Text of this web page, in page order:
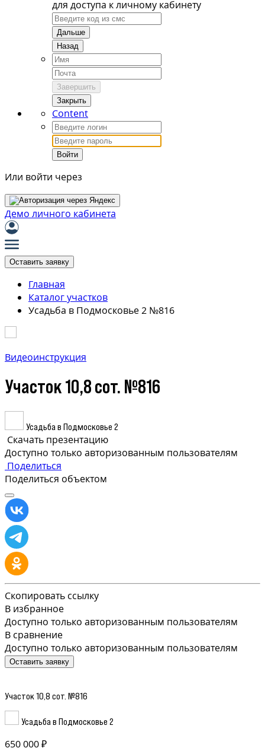
для доступа к личному кабинету
Дальше
Назад
Завершить
Закрыть
Content
Войти
Или войти через
Демо личного кабинета
Оставить заявку
Главная
Каталог участков
Усадьба в Подмосковье 2 №816
Видеоинструкция
Участок 10,8 сот. №816
Усадьба в Подмосковье 2
Скачать презентацию
Доступно только авторизованным пользователям
Поделиться
Поделиться объектом
Скопировать ссылку
В избранное
Доступно только авторизованным пользователям
В сравнение
Доступно только авторизованным пользователям
Оставить заявку
Участок 10,8 сот. №816
Усадьба в Подмосковье 2
650 000 ₽